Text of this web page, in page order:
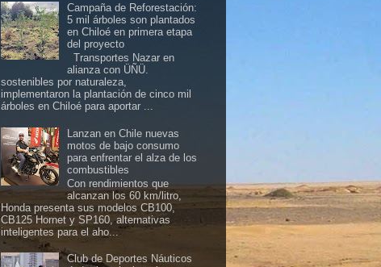
Campaña de Reforestación:
5 mil árboles son plantados
en Chiloé en primera etapa
del proyecto
Transportes Nazar en
alianza con ÜÑÜ.
sostenibles por naturaleza,
implementaron la plantación de cinco mil
árboles en Chiloé para aportar ...
Lanzan en Chile nuevas
motos de bajo consumo
para enfrentar el alza de los
combustibles
Con rendimientos que
alcanzan los 60 km/litro,
Honda presenta sus modelos CB100,
CB125 Hornet y SP160, alternativas
inteligentes para el aho...
Club de Deportes Náuticos